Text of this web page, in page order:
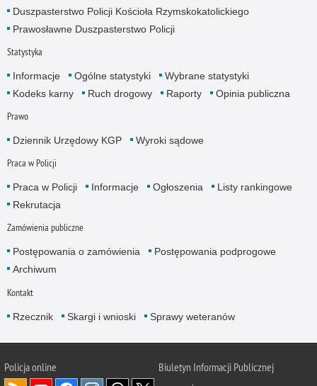
Duszpasterstwo Policji Kościoła Rzymskokatolickiego
Prawosławne Duszpasterstwo Policji
Statystyka
Informacje Ogólne statystyki
Wybrane statystyki
Kodeks karny
Ruch drogowy Raporty Opinia publiczna
Prawo
Dziennik Urzędowy KGP Wyroki sądowe
Praca w Policji
Praca w Policji Informacje Ogłoszenia
Listy rankingowe
Rekrutacja
Zamówienia publiczne
Postępowania o zamówienia
Postępowania podprogowe
Archiwum
Kontakt
Rzecznik Skargi i wnioski Sprawy weteranów
Policjaonline
Biuletyn Informacji Publicznej